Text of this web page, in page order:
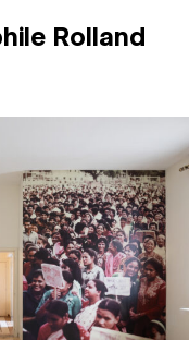
Rolland